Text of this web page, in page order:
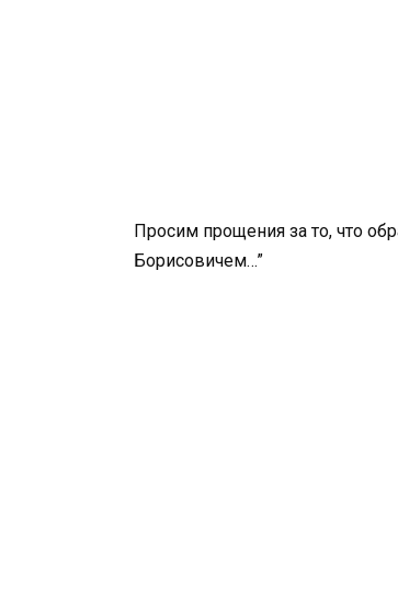
Просим прощения за то, что
Борисовичем…”